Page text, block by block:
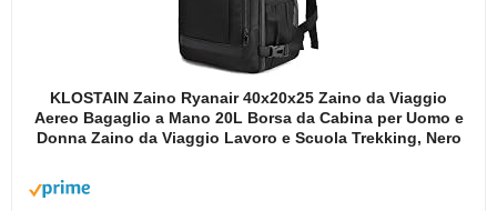
KLOSTAIN Zaino Ryanair 40x20x25 Zaino da Viaggio
Aereo Bagaglio a Mano 20L Borsa da Cabina per Uomo e
Donna Zaino da Viaggio Lavoro e Scuola Trekking, Nero